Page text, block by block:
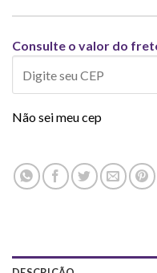
Consulte o valor do
Não sei meu cep